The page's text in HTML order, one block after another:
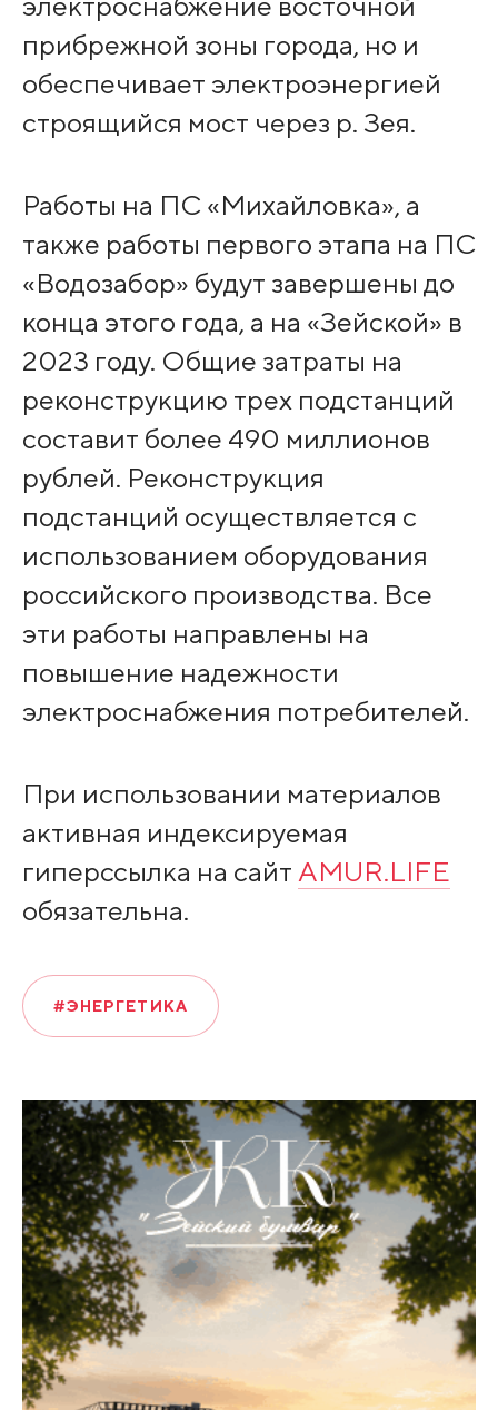
прибрежной зоны города, но и
обеспечивает электроэнергией
строящийся мост через р. Зея.
Работы на ПС «Михайловка», а
также работы первого этапа на ПС
«Водозабор» будут завершены до
конца этого года, а на «Зейской» в
2023 году. Общие затраты на
реконструкцию трех подстанций
составит более 490 миллионов
рублей. Реконструкция
подстанций осуществляется с
использованием оборудования
российского производства. Все
эти работы направлены на
повышение надежности
электроснабжения потребителей.
При использовании материалов
активная индексируемая
гиперссылка на сайт AMUR.LIFE
обязательна.
#ЭНЕРГЕТИКА